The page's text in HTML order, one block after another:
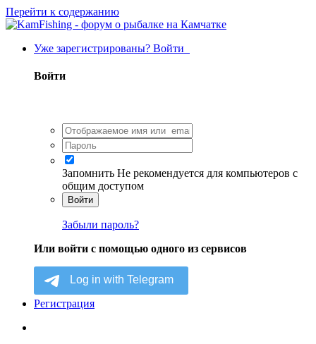
Перейти к содержанию
Уже зарегистрированы? Войти
Войти
Запомнить Не рекомендуется для компьютеров с
общим доступом
Войти
Забыли пароль?
Или войти с помощью одного из сервисов
Регистрация